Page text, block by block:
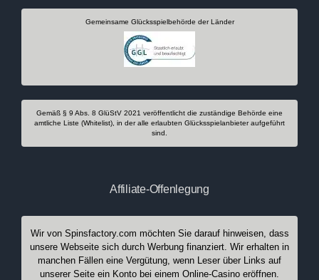
Gemeinsame Glücksspielbehörde der Länder
Gemäß § 9 Abs. 8 GlüStV 2021 veröffentlicht die zuständige Behörde eine
amtliche Liste (Whitelist), in der alle erlaubten Glücksspielanbieter aufgeführt
sind.
Affiliate-Offenlegung
Wir von Spinsfactory.com möchten Sie darauf hinweisen, dass
unsere Webseite sich durch Werbung finanziert. Wir erhalten in
manchen Fällen eine Vergütung, wenn Leser über Links auf
unserer Seite ein Konto bei einem Online-Casino eröffnen.